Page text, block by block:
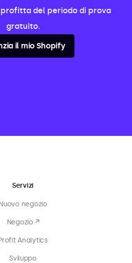
del periodo di prova
gratuito.
il mio Shopify
Servizi
negozio
Negozio ↗
Analytics
Sviluppo